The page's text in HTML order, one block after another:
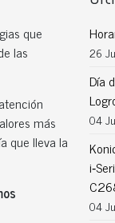
que
las
más
que lleva la
26
Día
04
04